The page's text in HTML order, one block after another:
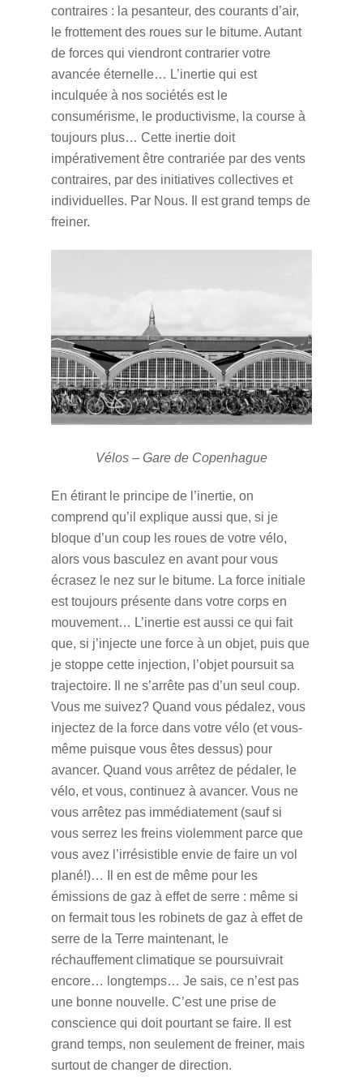
contraires : la pesanteur, des courants d’air,
le frottement des roues sur le bitume. Autant
de forces qui viendront contrarier votre
avancée éternelle… L’inertie qui est
inculquée à nos sociétés est le
consumérisme, le productivisme, la course à
toujours plus… Cette inertie doit
impérativement être contrariée par des vents
contraires, par des initiatives collectives et
individuelles. Par Nous. Il est grand temps de
freiner.
Vélos – Gare de Copenhague
En étirant le principe de l’inertie, on
comprend qu’il explique aussi que, si je
bloque d’un coup les roues de votre vélo,
alors vous basculez en avant pour vous
écrasez le nez sur le bitume. La force initiale
est toujours présente dans votre corps en
mouvement… L’inertie est aussi ce qui fait
que, si j’injecte une force à un objet, puis que
je stoppe cette injection, l’objet poursuit sa
trajectoire. Il ne s’arrête pas d’un seul coup.
Vous me suivez? Quand vous pédalez, vous
injectez de la force dans votre vélo (et vous-
même puisque vous êtes dessus) pour
avancer. Quand vous arrêtez de pédaler, le
vélo, et vous, continuez à avancer. Vous ne
vous arrêtez pas immédiatement (sauf si
vous serrez les freins violemment parce que
vous avez l’irrésistible envie de faire un vol
plané!)… Il en est de même pour les
émissions de gaz à effet de serre : même si
on fermait tous les robinets de gaz à effet de
serre de la Terre maintenant, le
réchauffement climatique se poursuivrait
encore… longtemps… Je sais, ce n’est pas
une bonne nouvelle. C’est une prise de
conscience qui doit pourtant se faire. Il est
grand temps, non seulement de freiner, mais
surtout de changer de direction.